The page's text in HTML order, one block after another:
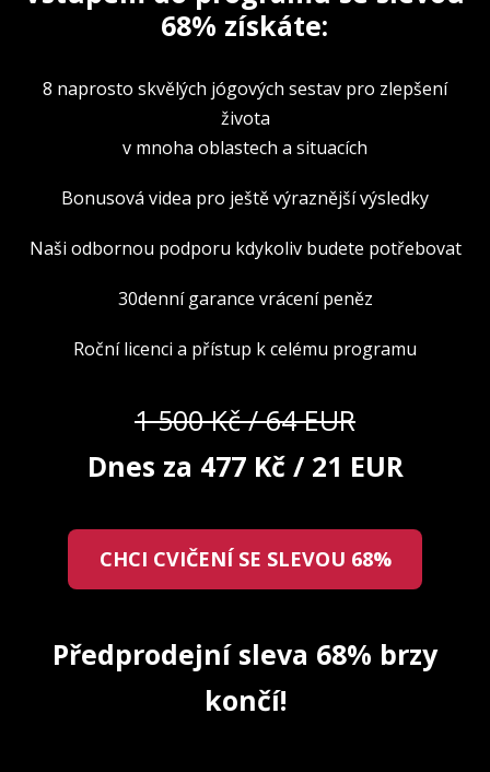
68% získáte:
8 naprosto skvělých jógových sestav pro zlepšení
života
v mnoha oblastech a situacích
Bonusová videa pro ještě výraznější výsledky
Naši odbornou podporu kdykoliv budete potřebovat
30denní garance vrácení peněz
Roční licenci a přístup k celému programu
1 500 Kč / 64 EUR
Dnes za 477 Kč / 21 EUR
CHCI CVIČENÍ SE SLEVOU 68%
Předprodejní sleva 68% brzy
končí!